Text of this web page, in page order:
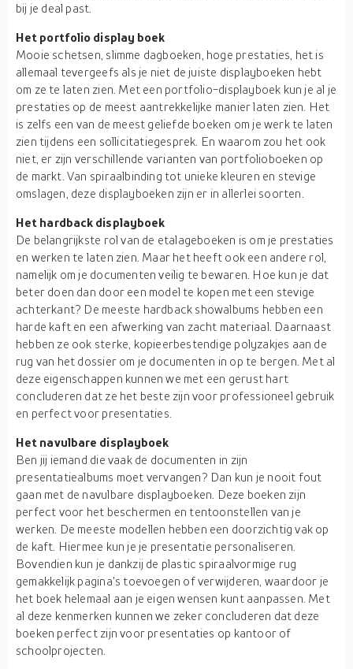
bij je deal past.
Het portfolio display boek
Mooie schetsen, slimme dagboeken, hoge prestaties, het is
allemaal tevergeefs als je niet de juiste displayboeken hebt
om ze te laten zien. Met een portfolio-displayboek kun je al je
prestaties op de meest aantrekkelijke manier laten zien. Het
is zelfs een van de meest geliefde boeken om je werk te laten
zien tijdens een sollicitatiegesprek. En waarom zou het ook
niet, er zijn verschillende varianten van portfolioboeken op
de markt. Van spiraalbinding tot unieke kleuren en stevige
omslagen, deze displayboeken zijn er in allerlei soorten.
Het hardback displayboek
De belangrijkste rol van de etalageboeken is om je prestaties
en werken te laten zien. Maar het heeft ook een andere rol,
namelijk om je documenten veilig te bewaren. Hoe kun je dat
beter doen dan door een model te kopen met een stevige
achterkant? De meeste hardback showalbums hebben een
harde kaft en een afwerking van zacht materiaal. Daarnaast
hebben ze ook sterke, kopieerbestendige polyzakjes aan de
rug van het dossier om je documenten in op te bergen. Met al
deze eigenschappen kunnen we met een gerust hart
concluderen dat ze het beste zijn voor professioneel gebruik
en perfect voor presentaties.
Het navulbare displayboek
Ben jij iemand die vaak de documenten in zijn
presentatiealbums moet vervangen? Dan kun je nooit fout
gaan met de navulbare displayboeken. Deze boeken zijn
perfect voor het beschermen en tentoonstellen van je
werken. De meeste modellen hebben een doorzichtig vak op
de kaft. Hiermee kun je je presentatie personaliseren.
Bovendien kun je dankzij de plastic spiraalvormige rug
gemakkelijk pagina's toevoegen of verwijderen, waardoor je
het boek helemaal aan je eigen wensen kunt aanpassen. Met
al deze kenmerken kunnen we zeker concluderen dat deze
boeken perfect zijn voor presentaties op kantoor of
schoolprojecten.